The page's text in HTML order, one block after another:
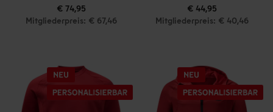
€ 74,95
Mitgliederpreis: € 67,46
€ 44,95
Mitgliederpreis: € 40,46